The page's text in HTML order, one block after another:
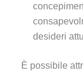
desideri
È possibile